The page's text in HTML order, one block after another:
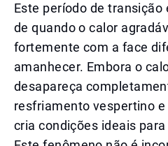
Este período de
de quando o calor
fortemente com a face
amanhecer. Embora o
desapareça
resfriamento vespertino
cria condições ideais